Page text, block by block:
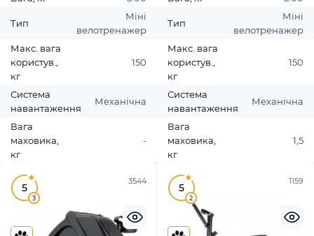
Тип
Міні
велотренажер
Макс. вага
користув.,
кг
150
Система
навантаження
Механічна
Вага
маховика,
кг
-
Тип
Міні
велотренажер
Макс. вага
користув.,
кг
150
Система
навантаження
Механічна
Вага
маховика,
кг
1,5
3544
5
3
1159
5
2